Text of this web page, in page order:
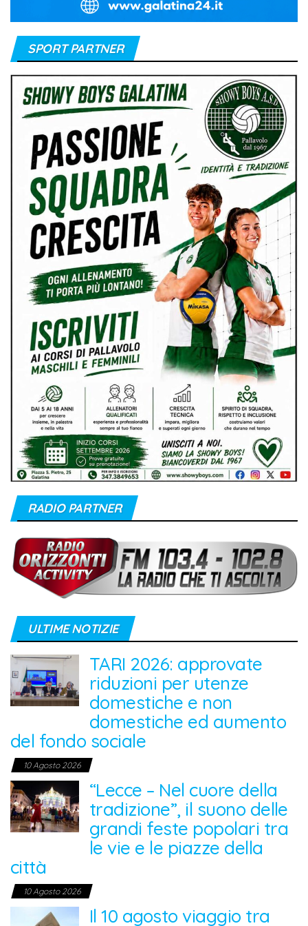
SPORT PARTNER
RADIO PARTNER
ULTIME NOTIZIE
TARI 2026: approvate
riduzioni per utenze
domestiche e non
domestiche ed aumento
del fondo sociale
10 Agosto 2026
“Lecce – Nel cuore della
tradizione”, il suono delle
grandi feste popolari tra
le vie e le piazze della
città
10 Agosto 2026
Il 10 agosto viaggio tra